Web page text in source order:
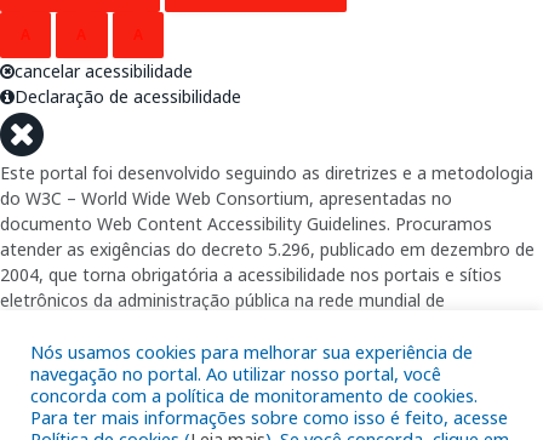
Nós usamos cookies para melhorar sua experiência de
navegação no portal. Ao utilizar nosso portal, você
concorda com a política de monitoramento de cookies.
Para ter mais informações sobre como isso é feito, acesse
cancelar acessibilidade
Declaração de acessibilidade
Este portal foi desenvolvido seguindo as diretrizes e a metodologia
do W3C – World Wide Web Consortium, apresentadas no
documento Web Content Accessibility Guidelines. Procuramos
atender as exigências do decreto 5.296, publicado em dezembro de
2004, que torna obrigatória a acessibilidade nos portais e sítios
eletrônicos da administração pública na rede mundial de
garantindo-lhes o pleno acesso aos conteúdos disponíveis.
Além de validações automáticas, foram realizados testes em
diversos navegadores e através do utilitário de acesso a Internet do